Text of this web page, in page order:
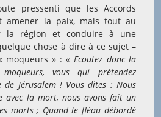
pressenti que les Accords
amener la paix, mais tout au
la région et conduire à une
chose à dire à ce sujet –
moqueurs » :« Ecoutez donc la
vous qui prétendez
Jérusalem ! Vous dites : Nous
avec la mort, nous avons fait un
morts ; Quand le fléau débordé